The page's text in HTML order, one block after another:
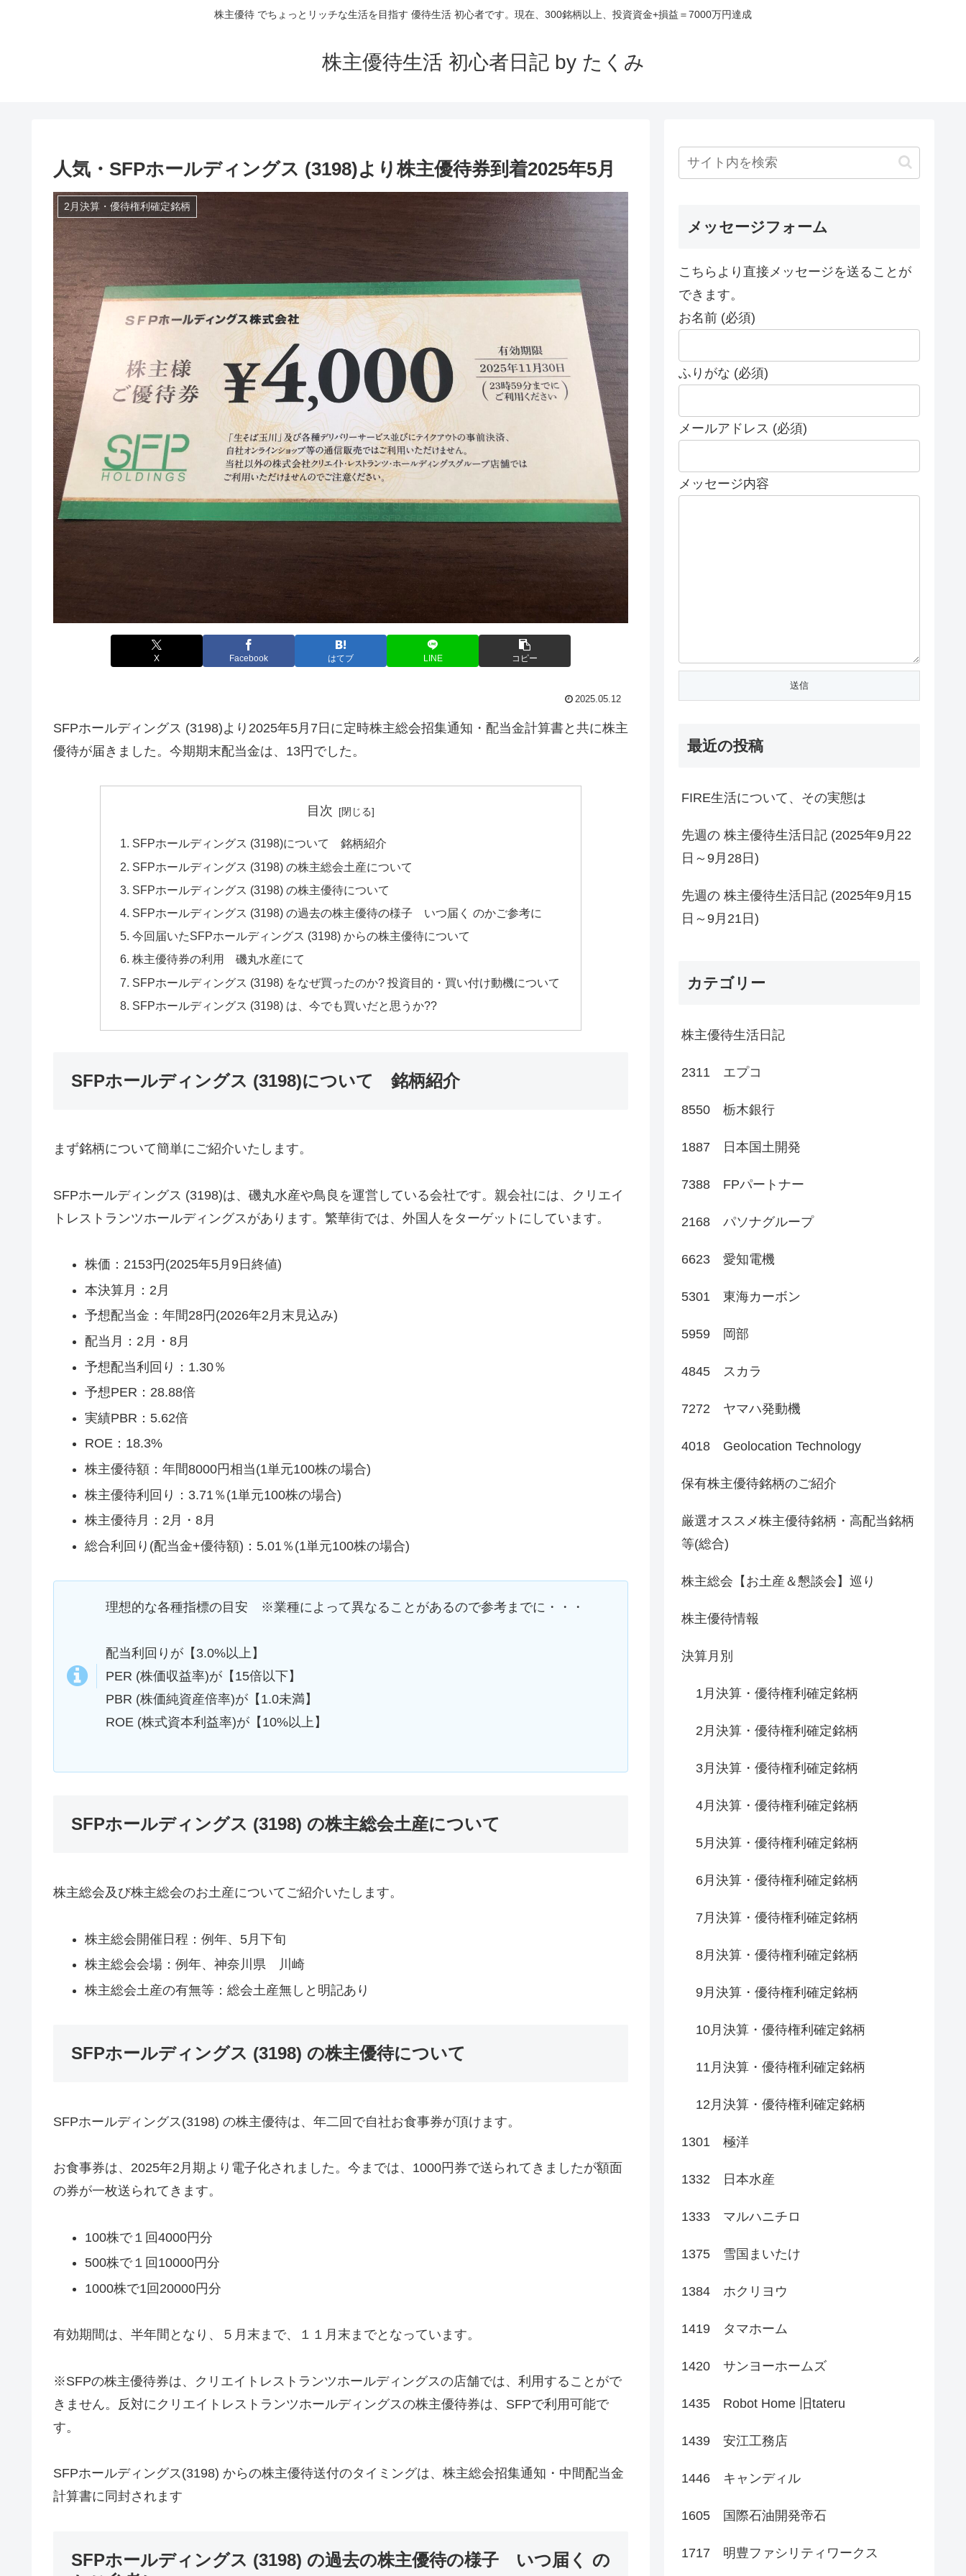
株主優待 でちょっとリッチな生活を目指す 優待生活 初心者です。現在、300銘柄以上、投資資金+損益＝7000万円達成
株主優待生活 初心者日記 by たくみ
人気・SFPホールディングス (3198)より株主優待券到着2025年5月
2月決算・優待権利確定銘柄
X Facebook はてブ LINE コピー
2025.05.12
SFPホールディングス (3198)より2025年5月7日に定時株主総会招集通知・配当金計算書と共に株主
優待が届きました。今期期末配当金は、13円でした。
目次
SFPホールディングス (3198)について 銘柄紹介
SFPホールディングス (3198) の株主総会土産について
SFPホールディングス (3198) の株主優待について
SFPホールディングス (3198) の過去の株主優待の様子 いつ届く のかご参考に
今回届いたSFPホールディングス (3198) からの株主優待について
株主優待券の利用 磯丸水産にて
SFPホールディングス (3198) をなぜ買ったのか? 投資目的・買い付け動機について
SFPホールディングス (3198) は、今でも買いだと思うか??
SFPホールディングス (3198)について 銘柄紹介
まず銘柄について簡単にご紹介いたします。
SFPホールディングス (3198)は、磯丸水産や鳥良を運営している会社です。親会社には、クリエイ
トレストランツホールディングスがあります。繁華街では、外国人をターゲットにしています。
株価：2153円(2025年5月9日終値)
本決算月：2月
予想配当金：年間28円(2026年2月末見込み)
配当月：2月・8月
予想配当利回り：1.30％
予想PER：28.88倍
実績PBR：5.62倍
ROE：18.3%
株主優待額：年間8000円相当(1単元100株の場合)
株主優待利回り：3.71％(1単元100株の場合)
株主優待月：2月・8月
総合利回り(配当金+優待額)：5.01％(1単元100株の場合)
理想的な各種指標の目安 ※業種によって異なることがあるので参考までに・・・
配当利回りが【3.0%以上】
PER (株価収益率)が【15倍以下】
PBR (株価純資産倍率)が【1.0未満】
ROE (株式資本利益率)が【10%以上】
SFPホールディングス (3198) の株主総会土産について
株主総会及び株主総会のお土産についてご紹介いたします。
株主総会開催日程：例年、5月下旬
株主総会会場：例年、神奈川県 川崎
株主総会土産の有無等：総会土産無しと明記あり
SFPホールディングス (3198) の株主優待について
SFPホールディングス(3198) の株主優待は、年二回で自社お食事券が頂けます。
お食事券は、2025年2月期より電子化されました。今までは、1000円券で送られてきましたが額面
の券が一枚送られてきます。
100株で１回4000円分
500株で１回10000円分
1000株で1回20000円分
有効期間は、半年間となり、５月末まで、１１月末までとなっています。
※SFPの株主優待券は、クリエイトレストランツホールディングスの店舗では、利用することがで
きません。反対にクリエイトレストランツホールディングスの株主優待券は、SFPで利用可能で
す。
SFPホールディングス(3198) からの株主優待送付のタイミングは、株主総会招集通知・中間配当金
計算書に同封されます
SFPホールディングス (3198) の過去の株主優待の様子 いつ届く の
メッセージフォーム
こちらより直接メッセージを送ることが
できます。
お名前 (必須)
ふりがな (必須)
メールアドレス (必須)
メッセージ内容
最近の投稿
FIRE生活について、その実態は
先週の 株主優待生活日記 (2025年9月22
日～9月28日)
先週の 株主優待生活日記 (2025年9月15
日～9月21日)
カテゴリー
株主優待生活日記
2311 エプコ
8550 栃木銀行
1887 日本国土開発
7388 FPパートナー
2168 パソナグループ
6623 愛知電機
5301 東海カーボン
5959 岡部
4845 スカラ
7272 ヤマハ発動機
4018 Geolocation Technology
保有株主優待銘柄のご紹介
厳選オススメ株主優待銘柄・高配当銘柄
等(総合)
株主総会【お土産＆懇談会】巡り
株主優待情報
決算月別
1月決算・優待権利確定銘柄
2月決算・優待権利確定銘柄
3月決算・優待権利確定銘柄
4月決算・優待権利確定銘柄
5月決算・優待権利確定銘柄
6月決算・優待権利確定銘柄
7月決算・優待権利確定銘柄
8月決算・優待権利確定銘柄
9月決算・優待権利確定銘柄
10月決算・優待権利確定銘柄
11月決算・優待権利確定銘柄
12月決算・優待権利確定銘柄
1301 極洋
1332 日本水産
1333 マルハニチロ
1375 雪国まいたけ
1384 ホクリヨウ
1419 タマホーム
1420 サンヨーホームズ
1435 Robot Home 旧tateru
1439 安江工務店
1446 キャンディル
1605 国際石油開発帝石
1717 明豊ファシリティワークス